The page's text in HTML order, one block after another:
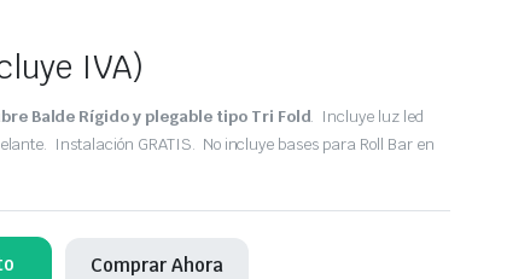
IVA)
Balde Rígido y plegable tipo Tri Fold. Incluye luz led
Instalación GRATIS. No incluye bases para Roll Bar en
Comprar Ahora